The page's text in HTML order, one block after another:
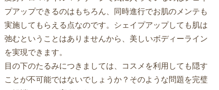
プアップできるのはもちろん、同時進行でお肌のメンテも
実施してもらえる点なのです。シェイプアップしても肌は
弛むということはありませんから、美しいボディーライン
を実現できます。
目の下のたるみにつきましては、コスメを利用しても隠す
ことが不可能ではないでしょうか？そのような問題を完璧